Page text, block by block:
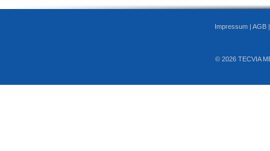
Impressum | AGB
© 2026 TECVIA